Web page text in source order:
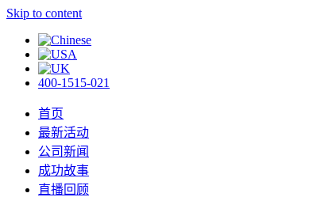
Skip to content
400-1515-021
首页
最新活动
公司新闻
成功故事
直播回顾